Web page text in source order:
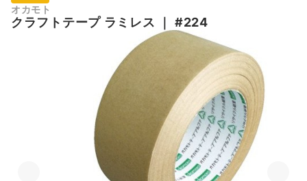
オカモト
クラフトテープ ラミレス ｜ #224